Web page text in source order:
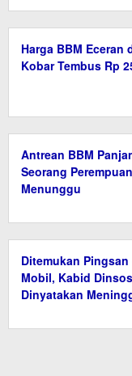
Harga BBM Eceran
Kobar Tembus Rp
Antrean BBM
Seorang
Menunggu
Ditemukan Pingsan
Mobil, Kabid
Dinyatakan